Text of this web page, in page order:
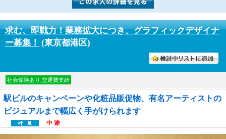
求む、即戦力！業務拡大につき、グラフィックデザイナ
ー募集！ (東京都港区)
討中リストに入れる
社会保険あり,交通費支給
駅ビルのキャンペーンや化粧品販促物、有名アーティストの
ビジュアルまで幅広く手がけられます
中 途